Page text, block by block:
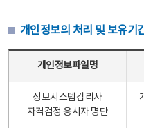
개인정보의 처리 및 보유기
개인정보파일명
정보시스템감리사
자격검정 응시자 명단